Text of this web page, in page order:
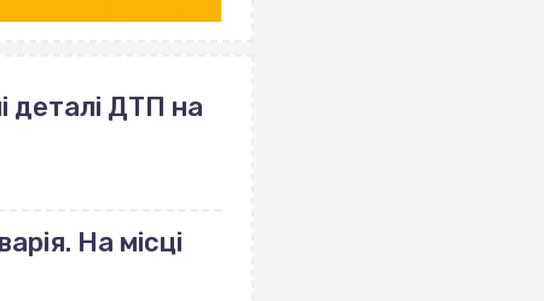
деталі ДТП на
На місці